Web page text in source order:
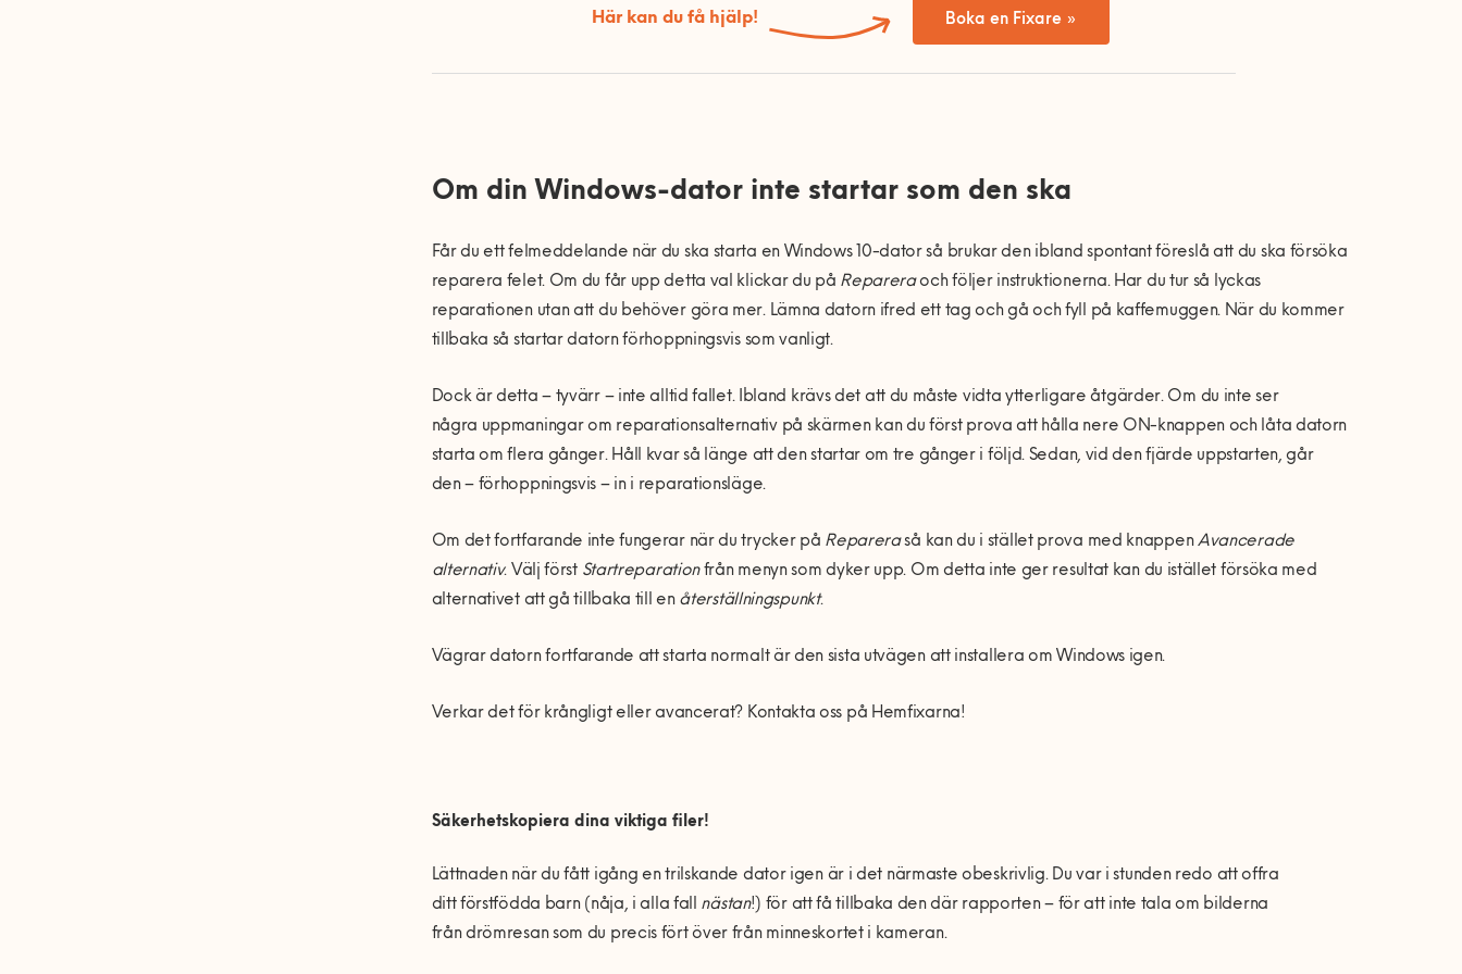
Här kan du få hjälp! Boka en Fixare »
Om din Windows-dator inte startar som den ska
Får du ett felmeddelande när du ska starta en Windows 10-dator så brukar den ibland spontant föreslå att du ska försöka
reparera felet. Om du får upp detta val klickar du på Repareraoch följer instruktionerna. Har du tur så lyckas
reparationen utan att du behöver göra mer. Lämna datorn ifred ett tag och gå och fyll på kaffemuggen. När du kommer
tillbaka så startar datorn förhoppningsvis som vanligt.
Dock är detta– tyvärr – inte alltid fallet. Ibland krävs det att du måste vidta ytterligareåtgärder. Om du inte ser
några uppmaningar om reparationsalternativ på skärmen kan du först prova att hålla nere ON-knappen och låta datorn
starta om flera gånger. Håll kvar så länge att den startar om tre gånger i följd. Sedan, vid den fjärde uppstarten, går
den– förhoppningsvis – in i reparationsläge.
Om det fortfarande inte fungerar när du trycker på Repareraså kan du i stället prova med knappen Avancerade
alternativ. Välj först Startreparationfrån menyn som dyker upp. Om detta inte ger resultat kan du istället försöka med
alternativet att gåtillbaka till en återställningspunkt.
Vägrar datorn fortfarande att starta normalt är den sista utvägen att installera om Windows igen.
Verkar det för krångligt eller avancerat? Kontakta oss på Hemfixarna!
Säkerhetskopiera dina viktiga filer!
Lättnaden när du fått igång en trilskande dator igen är i det närmaste obeskrivlig. Du var i stunden redo att offra
ditt förstfödda barn (nåja, i alla fall nästan!) för att fåtillbaka den där rapporten – för att inte tala om bilderna
från drömresan som du precis fört över från minneskortet i kameran.